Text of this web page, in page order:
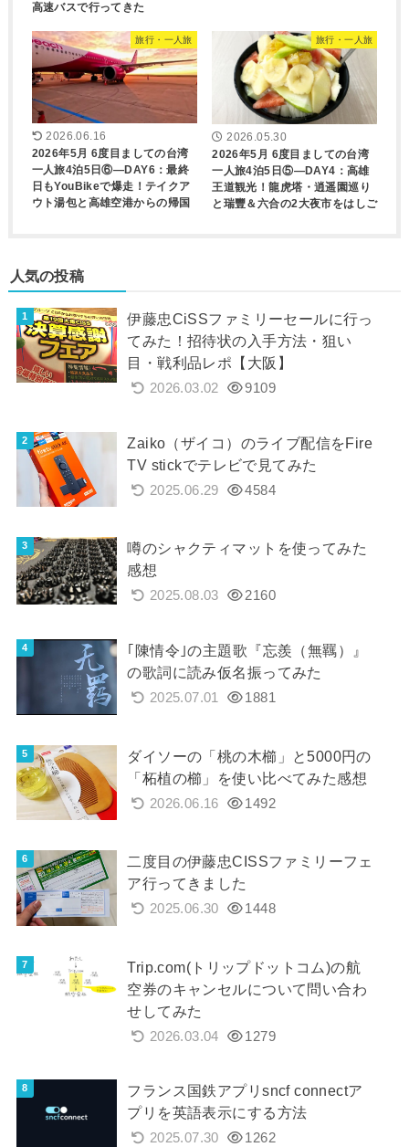
高速バスで行ってきた
旅行・一人旅
2026.06.16
2026年5月 6度目ましての台湾
一人旅4泊5日⑥―DAY6：最終
日もYouBikeで爆走！テイクア
ウト湯包と高雄空港からの帰国
旅行・一人旅
2026.05.30
2026年5月 6度目ましての台湾
一人旅4泊5日⑤―DAY4：高雄
王道観光！龍虎塔・逍遥園巡り
と瑞豐＆六合の2大夜市をはしご
人気の投稿
伊藤忠CiSSファミリーセールに行っ
てみた！招待状の入手方法・狙い
目・戦利品レポ【大阪】
2026.03.02 9109
Zaiko（ザイコ）のライブ配信をFire
TV stickでテレビで見てみた
2025.06.29 4584
噂のシャクティマットを使ってみた
感想
2025.08.03 2160
｢陳情令｣の主題歌『忘羨（無羈）』
の歌詞に読み仮名振ってみた
2025.07.01 1881
ダイソーの「桃の木櫛」と5000円の
「柘植の櫛」を使い比べてみた感想
2026.06.16 1492
二度目の伊藤忠CISSファミリーフェ
ア行ってきました
2025.06.30 1448
Trip.com(トリップドットコム)の航
空券のキャンセルについて問い合わ
せしてみた
2026.03.04 1279
フランス国鉄アプリsncf connectア
プリを英語表示にする方法
2025.07.30 1262